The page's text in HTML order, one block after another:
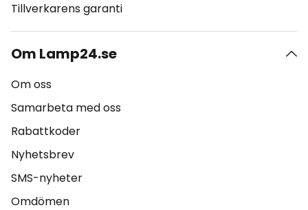
Tillverkarens garanti
Om Lamp24.se
Om oss
Samarbeta med oss
Rabattkoder
Nyhetsbrev
SMS-nyheter
Omdömen